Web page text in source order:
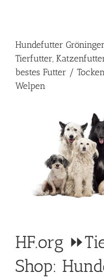
Hundefutter
Tierfutter,
bestes Futter /
Welpen
HF.org
Shop: